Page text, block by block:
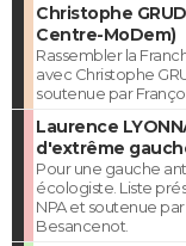
Christophe
Centre-MoDem)
Rassembler la
avec Christophe
soutenue par
Laurence
d'extrême
Pour une gauche
écologiste. Liste
NPA et soutenue
Besancenot.